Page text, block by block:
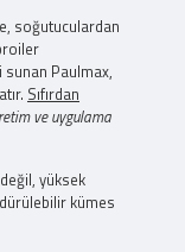
soğutuculardan
Paulmax,
Sıfırdan
ve uygulama
yüksek
kümes